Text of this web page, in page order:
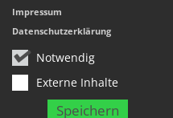
Notwendig
Externe Inhalte
Speichern
Impressum
Datenschutzerklärung